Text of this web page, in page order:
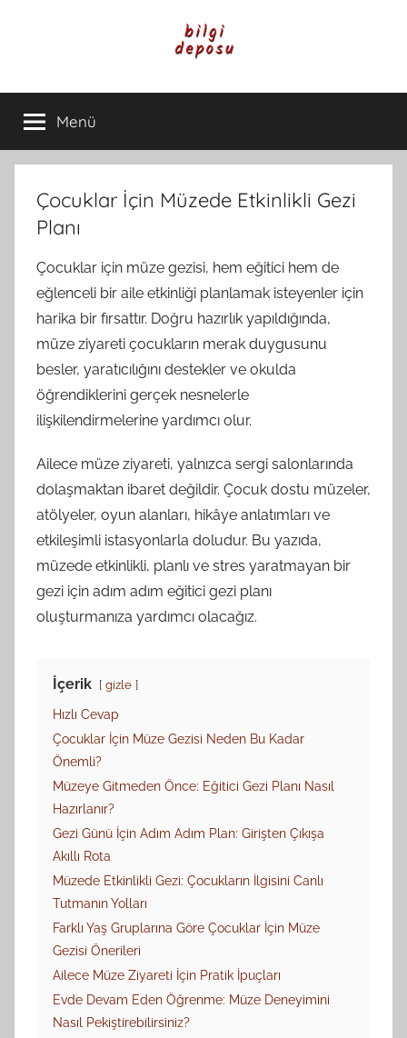
Bilgi
Deposu
Günlük
Yaşam
ve
Rehber
İçerikleri
Menü
Çocuklar İçin Müzede Etkinlikli Gezi
Planı
Çocuklar için müze gezisi, hem eğitici hem de
eğlenceli bir aile etkinliği planlamak isteyenler için
harika bir fırsattır. Doğru hazırlık yapıldığında,
müze ziyareti çocukların merak duygusunu
besler, yaratıcılığını destekler ve okulda
öğrendiklerini gerçek nesnelerle
ilişkilendirmelerine yardımcı olur.
Ailece müze ziyareti, yalnızca sergi salonlarında
dolaşmaktan ibaret değildir. Çocuk dostu müzeler,
atölyeler, oyun alanları, hikâye anlatımları ve
etkileşimli istasyonlarla doludur. Bu yazıda,
müzede etkinlikli, planlı ve stres yaratmayan bir
gezi için adım adım eğitici gezi planı
oluşturmanıza yardımcı olacağız.
İçerik gizle
Hızlı Cevap
Çocuklar İçin Müze Gezisi Neden Bu Kadar
Önemli?
Müzeye Gitmeden Önce: Eğitici Gezi Planı Nasıl
Hazırlanır?
Gezi Günü İçin Adım Adım Plan: Girişten Çıkışa
Akıllı Rota
Müzede Etkinlikli Gezi: Çocukların İlgisini Canlı
Tutmanın Yolları
Farklı Yaş Gruplarına Göre Çocuklar İçin Müze
Gezisi Önerileri
Ailece Müze Ziyareti İçin Pratik İpuçları
Evde Devam Eden Öğrenme: Müze Deneyimini
Nasıl Pekiştirebilirsiniz?